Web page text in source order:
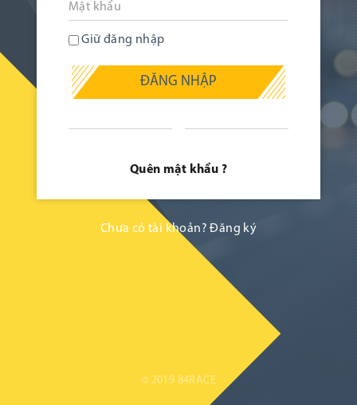
Giữ đăng nhập
ĐĂNG NHẬP
Quên mật khẩu ?
Chưa có tài khoản?Đăng ký
© 2019 84RACE